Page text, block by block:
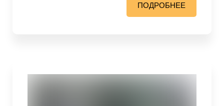
ПОДРОБНЕЕ